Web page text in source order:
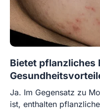
Bietet pflanzliches
Ja. Im Gegensatz zu
ist, enthalten